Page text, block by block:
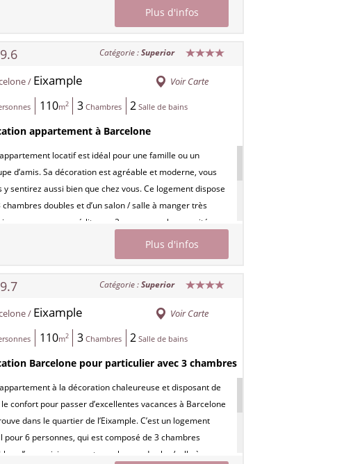
d’une grande baie vitrée de 6 mètres de long qui
à la lumière naturelle d’illuminer toute la pièce à vivre,
un logement ensoleillé. Vous aurez accès à
lignes de métro à côté de cet hébergement, pour vous
très facilement vers tous les centres d’intérêt de
Possibilité de parking à proximité immédiate.
Plus d'infos
9.6 Catégorie :Superior
/ Eixample Voir Carte
110m2 3 Chambres 2 Salle de bains
appartement à Barcelone
locatif est idéal pour une famille ou un
d’amis. Sa décoration est agréable et moderne, vous
y sentirez aussi bien que chez vous. Ce logement dispose
chambres doubles et d’un salon / salle à manger très
avec un canapé-lit pour 2 personnes, la capacité
étant de 8 personnes. La cuisine est
équipée, et vous disposez de deux salles de bain
et la télévision parsatellitesont d’autres
de confort qu’offre cet appartement, ainsi que la
parking à proximité immédiate
Plus d'infos
9.7 Catégorie :Superior
/ Eixample Voir Carte
110m2 3 Chambres 2 Salle de bains
Barcelone pour particulier avec 3 chambres
à la décoration chaleureuse et disposant de
confort pour passer d’excellentes vacances à Barcelone
dans le quartier de l’Eixample. C’est un logement
pour 6 personnes, qui est composé de 3 chambres
d’une cuisine ouverte sur le grand salon/salle à